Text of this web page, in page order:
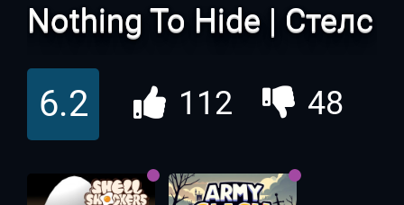
Nothing To Hide | Стелс
Аркада
6.2 112 48